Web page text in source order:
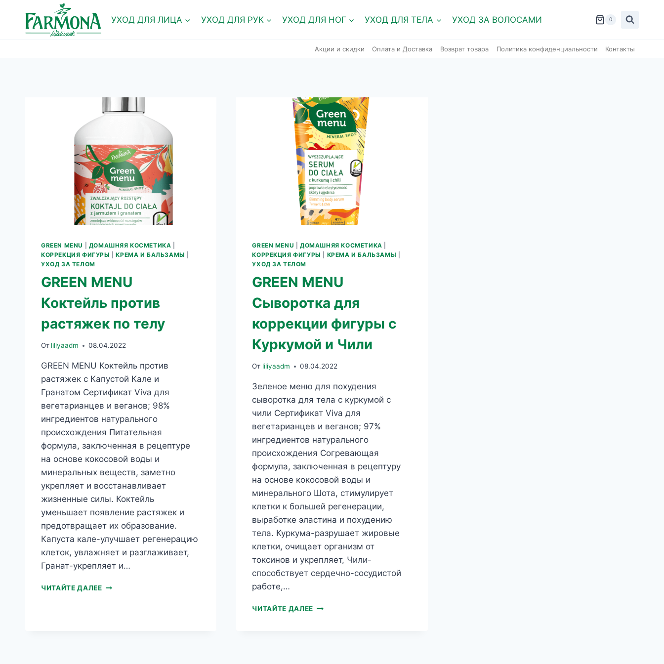
содержимому
УХОД ДЛЯ ЛИЦА УХОД ДЛЯ РУК УХОД ДЛЯ НОГ УХОД ДЛЯ ТЕЛА УХОД ЗА ВОЛОСАМИ 0
Акции и скидки Оплата и Доставка Возврат товара Политика конфиденциальности Контакты
GREEN MENU ДОМАШНЯЯ КОСМЕТИКА
КОРРЕКЦИЯ ФИГУРЫ
|КРЕМА И БАЛЬЗАМЫ
УХОД ЗА ТЕЛОМ
GREEN MENU
Коктейль против
растяжек по телу
От liliyaadm 08.04.2022
GREEN MENU Коктейль против
растяжек с Капустой Кале и
Гранатом Сертификат Viva для
вегетарианцев и веганов; 98%
ингредиентов натурального
происхождения Питательная
формула, заключенная в рецептуре
на основе кокосовой воды и
минеральных веществ, заметно
укрепляет и восстанавливает
жизненные силы. Коктейль
уменьшает появление растяжек и
предотвращает их образование.
Капуста кале-улучшает регенерацию
клеток, увлажняет и разглаживает,
Гранат-укрепляет и…
ЧИТАЙТЕ ДАЛЕЕGREEN
GREEN MENU |ДОМАШНЯЯ КОСМЕТИКА
КОРРЕКЦИЯ ФИГУРЫ
КРЕМА И БАЛЬЗАМЫ
УХОД ЗА ТЕЛОМ
GREEN MENU
Сыворотка для
коррекции фигуры с
Куркумой и Чили
От liliyaadm 08.04.2022
Зеленое меню для похудения
сыворотка для тела с куркумой с
чили Сертификат Viva для
вегетарианцев и веганов; 97%
ингредиентов натурального
происхождения Согревающая
формула, заключенная в рецептуру
на основе кокосовой воды и
минерального Шота, стимулирует
клетки к большей регенерации,
выработке эластина и похудению
тела. Куркума-разрушает жировые
клетки, очищает организм от
токсинов и укрепляет, Чили-
способствует сердечно-сосудистой
работе,…
ЧИТАЙТЕ ДАЛЕЕ GREEN